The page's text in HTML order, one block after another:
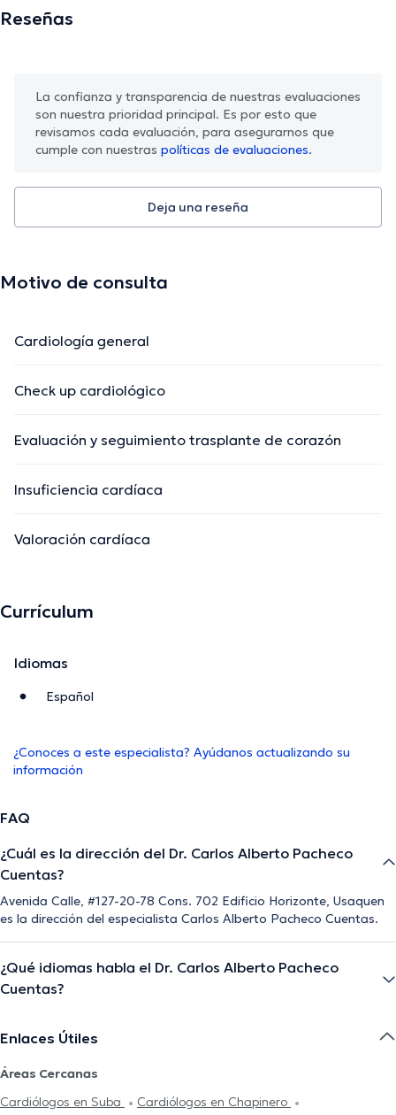
Reseñas
La confianza y transparencia de nuestras evaluaciones
son nuestra prioridad principal. Es por esto que
revisamos cada evaluación, para asegurarnos que
cumple con nuestras políticas de evaluaciones.
Deja una reseña
Motivo de consulta
Cardiología general
Check up cardiológico
Evaluación y seguimiento trasplante de corazón
Insuficiencia cardíaca
Valoración cardíaca
Currículum
Idiomas
Español
¿Conoces a este especialista? Ayúdanos actualizando su
información
FAQ
¿Cuál es la dirección del Dr. Carlos Alberto Pacheco
Cuentas?
Avenida Calle, #127-20-78 Cons. 702 Edificio Horizonte, Usaquen
es la dirección del especialista Carlos Alberto Pacheco Cuentas.
¿Qué idiomas habla el Dr. Carlos Alberto Pacheco
Cuentas?
Enlaces Útiles
Áreas Cercanas
Cardiólogos en Suba
Cardiólogos en Chapinero